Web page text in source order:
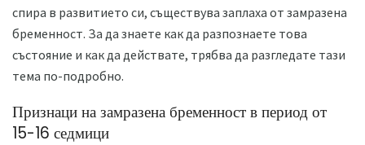
спира в развитието си, съществува заплаха от замразена
бременност. За да знаете как да разпознаете това
състояние и как да действате, трябва да разгледате тази
тема по-подробно.
Признаци на замразена бременност в период от
15-16 седмици